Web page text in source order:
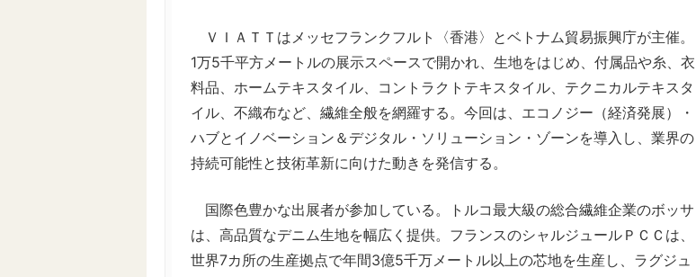
ＶＩＡＴＴはメッセフランクフルト〈香港〉とベトナム貿易振興庁が主催。
1万5千平方メートルの展示スペースで開かれ、生地をはじめ、付属品や糸、衣
料品、ホームテキスタイル、コントラクトテキスタイル、テクニカルテキスタ
イル、不織布など、繊維全般を網羅する。今回は、エコノジー（経済発展）・
ハブとイノベーション＆デジタル・ソリューション・ゾーンを導入し、業界の
持続可能性と技術革新に向けた動きを発信する。
国際色豊かな出展者が参加している。トルコ最大級の総合繊維企業のボッサ
は、高品質なデニム生地を幅広く提供。フランスのシャルジュールＰＣＣは、
世界7カ所の生産拠点で年間3億5千万メートル以上の芯地を生産し、ラグジュ